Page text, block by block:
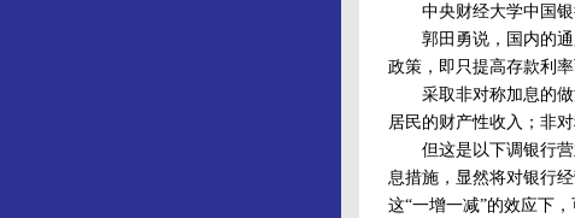
中央财经大学中国银
郭田勇说，国内的通
政策，即只提高存款利
采取非对称加息的做
居民的财产性收入；非
但这是以下调银行营
息措施，显然将对银行
这“一增一减”的效应下